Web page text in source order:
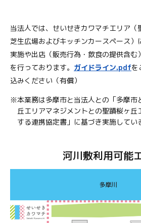
当法人では、せいせきカワマチエリア
芝生広場およびキッチンカースペース）
実施や出店（販売行為・飲食の提供含む
を行っております。 ガイドライン.pdfを
込みください（有償）
※本業務は多摩市と当法人との「多摩市
丘エリアマネジメントとの聖蹟桜ヶ丘
する連携協定書」に基づき実施してい
河川敷利⽤可能